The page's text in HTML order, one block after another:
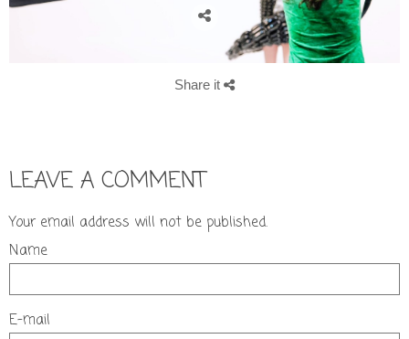
Share it
LEAVE A COMMENT
Your email address will not be published.
Name
E-mail